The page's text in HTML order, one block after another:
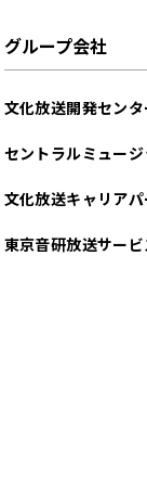
グループ会社
文化放送開発センタ
セントラルミュー
文化放送キャリア
東京音研放送サービ